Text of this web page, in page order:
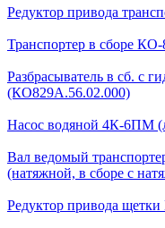
Редуктор привода
Транспортер в сборе
Разбрасыватель в сб. с
(КО829А.56.02.000)
Насос водяной 4К-6ПМ
Вал ведомый
(натяжной, в сборе с
Редуктор привода